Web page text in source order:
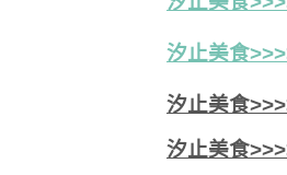
汐止美食
汐止美食
汐止美食